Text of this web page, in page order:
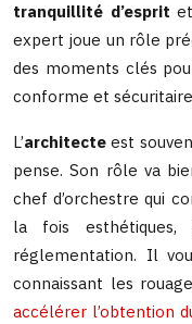
tranquillité d’esprit
expert joue un rôle
des moments clés
conforme et
L’architecte est
pense. Son rôle va
chef d’orchestre qui
la fois
réglementation. Il
connaissant les
accélérer l’obtention